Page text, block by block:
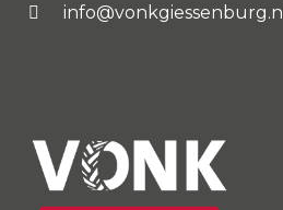
info@vonkgiessenburg.nl